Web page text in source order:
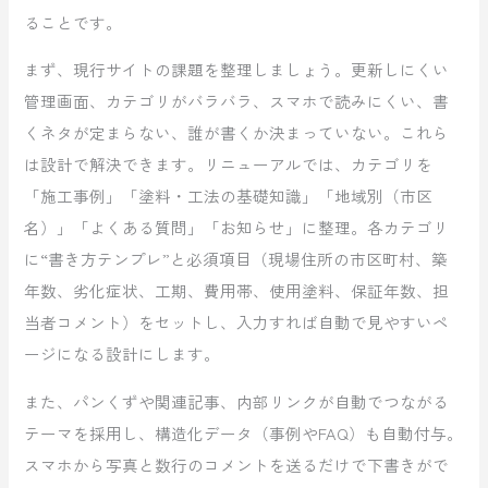
ることです。
まず、現行サイトの課題を整理しましょう。更新しにくい
管理画面、カテゴリがバラバラ、スマホで読みにくい、書
くネタが定まらない、誰が書くか決まっていない。これら
は設計で解決できます。リニューアルでは、カテゴリを
「施工事例」「塗料・工法の基礎知識」「地域別（市区
名）」「よくある質問」「お知らせ」に整理。各カテゴリ
に“書き方テンプレ”と必須項目（現場住所の市区町村、築
年数、劣化症状、工期、費用帯、使用塗料、保証年数、担
当者コメント）をセットし、入力すれば自動で見やすいペ
ージになる設計にします。
また、パンくずや関連記事、内部リンクが自動でつながる
テーマを採用し、構造化データ（事例やFAQ）も自動付与。
スマホから写真と数行のコメントを送るだけで下書きがで